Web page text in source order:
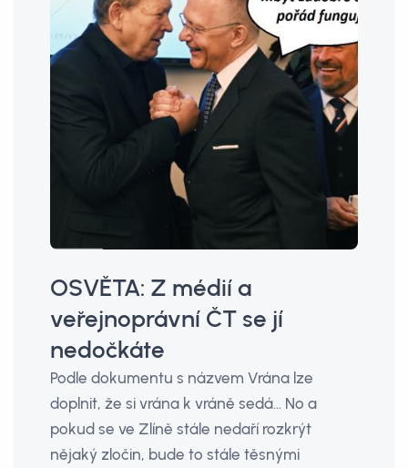
OSVĚTA: Z médií a
veřejnoprávní ČT se jí
nedočkáte
Podle dokumentu s názvem Vrána lze
doplnit, že si vrána k vráně sedá... No a
pokud se ve Zlíně stále nedaří rozkrýt
nějaký zločin, bude to stále těsnými